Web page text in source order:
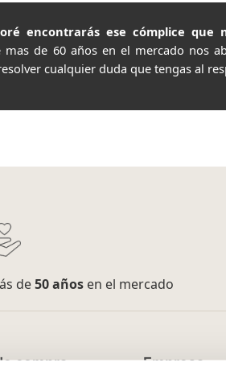
encontrarás ese cómplice
mas de 60 años en el mercado nos
cualquier duda que tengas al
de50 añosen el mercado
compra Empresa